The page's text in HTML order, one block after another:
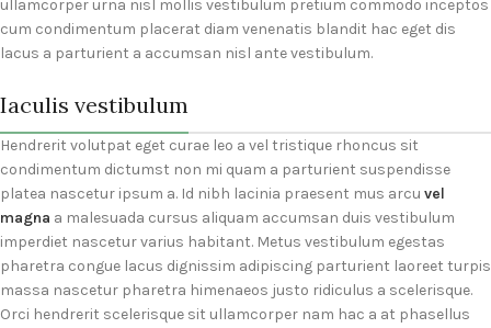
ullamcorper urna nisl mollis vestibulum pretium commodo inceptos
cum condimentum placerat diam venenatis blandit hac eget dis
lacus a parturient a accumsan nisl ante vestibulum.
Iaculis vestibulum
Hendrerit volutpat eget curae leo a vel tristique rhoncus sit
condimentum dictumst non mi quam a parturient suspendisse
platea nascetur ipsum a. Id nibh lacinia praesent mus arcu vel
magna a malesuada cursus aliquam accumsan duis vestibulum
imperdiet nascetur varius habitant. Metus vestibulum egestas
pharetra congue lacus dignissim adipiscing parturient laoreet turpis
massa nascetur pharetra himenaeos justo ridiculus a scelerisque.
Orci hendrerit scelerisque sit ullamcorper nam hac a at phasellus